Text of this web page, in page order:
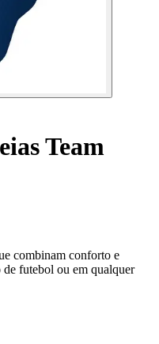
Team
combinam conforto e
de futebol ou em qualquer